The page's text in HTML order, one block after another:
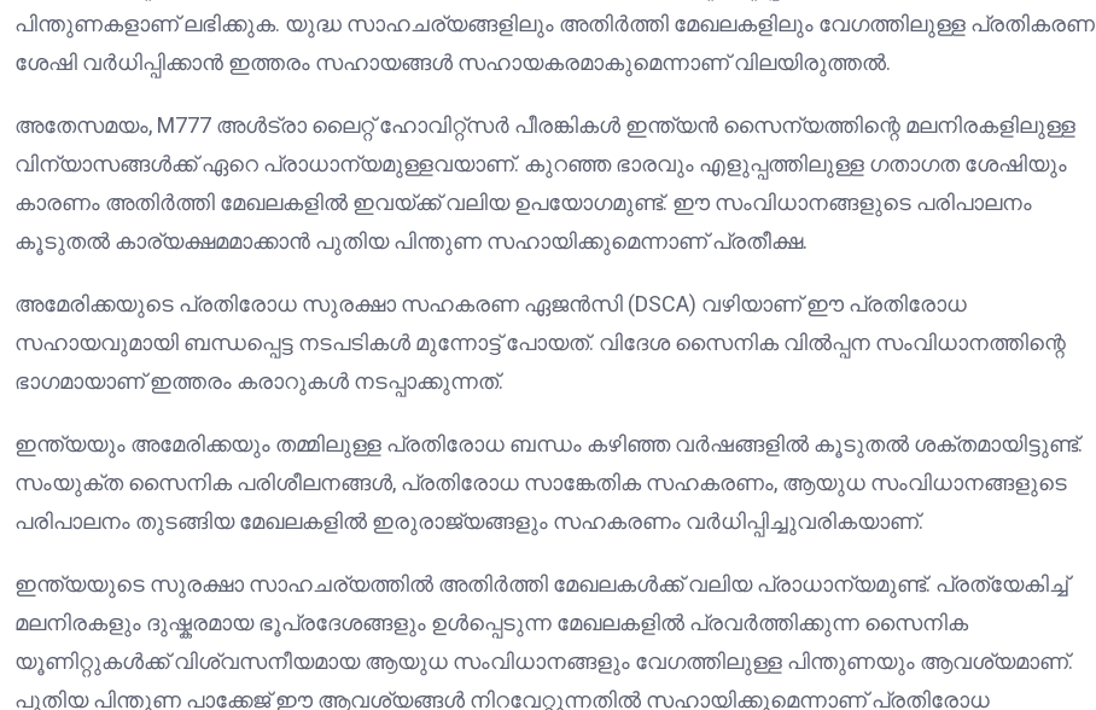
പിന്തുണകളാണ് ലഭിക്കുക. യുദ്ധ സാഹചര്യങ്ങളിലും അതിർത്തി മേഖലകളിലും വേഗത്തിലുള്ള പ്രതികരണ
ശേഷി വർധിപ്പിക്കാൻ ഇത്തരം സഹായങ്ങൾ സഹായകരമാകുമെന്നാണ് വിലയിരുത്തൽ.
അതേസമയം, M777 അൾട്രാ ലൈറ്റ് ഹോവിറ്റ്സർ പീരങ്കികൾ ഇന്ത്യൻ സൈന്യത്തിന്റെ മലനിരകളിലുള്ള
വിന്യാസങ്ങൾക്ക് ഏറെ പ്രാധാന്യമുള്ളവയാണ്. കുറഞ്ഞ ഭാരവും എളുപ്പത്തിലുള്ള ഗതാഗത ശേഷിയും
കാരണം അതിർത്തി മേഖലകളിൽ ഇവയ്ക്ക് വലിയ ഉപയോഗമുണ്ട്. ഈ സംവിധാനങ്ങളുടെ പരിപാലനം
കൂടുതൽ കാര്യക്ഷമമാക്കാൻ പുതിയ പിന്തുണ സഹായിക്കുമെന്നാണ് പ്രതീക്ഷ.
അമേരിക്കയുടെ പ്രതിരോധ സുരക്ഷാ സഹകരണ ഏജൻസി (DSCA) വഴിയാണ് ഈ പ്രതിരോധ
സഹായവുമായി ബന്ധപ്പെട്ട നടപടികൾ മുന്നോട്ട് പോയത്. വിദേശ സൈനിക വിൽപ്പന സംവിധാനത്തിന്റെ
ഭാഗമായാണ് ഇത്തരം കരാറുകൾ നടപ്പാക്കുന്നത്.
ഇന്ത്യയും അമേരിക്കയും തമ്മിലുള്ള പ്രതിരോധ ബന്ധം കഴിഞ്ഞ വർഷങ്ങളിൽ കൂടുതൽ ശക്തമായിട്ടുണ്ട്.
സംയുക്ത സൈനിക പരിശീലനങ്ങൾ, പ്രതിരോധ സാങ്കേതിക സഹകരണം, ആയുധ സംവിധാനങ്ങളുടെ
പരിപാലനം തുടങ്ങിയ മേഖലകളിൽ ഇരുരാജ്യങ്ങളും സഹകരണം വർധിപ്പിച്ചുവരികയാണ്.
ഇന്ത്യയുടെ സുരക്ഷാ സാഹചര്യത്തിൽ അതിർത്തി മേഖലകൾക്ക് വലിയ പ്രാധാന്യമുണ്ട്. പ്രത്യേകിച്ച്
മലനിരകളും ദുഷ്കരമായ ഭൂപ്രദേശങ്ങളും ഉൾപ്പെടുന്ന മേഖലകളിൽ പ്രവർത്തിക്കുന്ന സൈനിക
യൂണിറ്റുകൾക്ക് വിശ്വസനീയമായ ആയുധ സംവിധാനങ്ങളും വേഗത്തിലുള്ള പിന്തുണയും ആവശ്യമാണ്.
പുതിയ പിന്തുണ പാക്കേജ് ഈ ആവശ്യങ്ങൾ നിറവേറ്റുന്നതിൽ സഹായിക്കുമെന്നാണ് പ്രതിരോധ